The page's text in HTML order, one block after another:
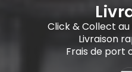
Click & Collect
Livraison
Frais de port